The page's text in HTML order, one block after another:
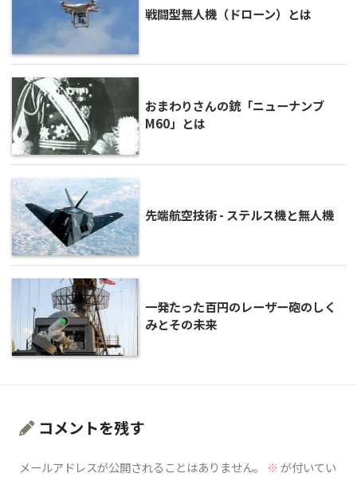
戦闘型無人機（ドローン）とは
おまわりさんの銃「ニューナンブ
M60」とは
先端航空技術 - ステルス機と無人機
一発たった百円のレーザー砲のしく
みとその未来
コメントを残す
メールアドレスが公開されることはありません。 ※が付いてい